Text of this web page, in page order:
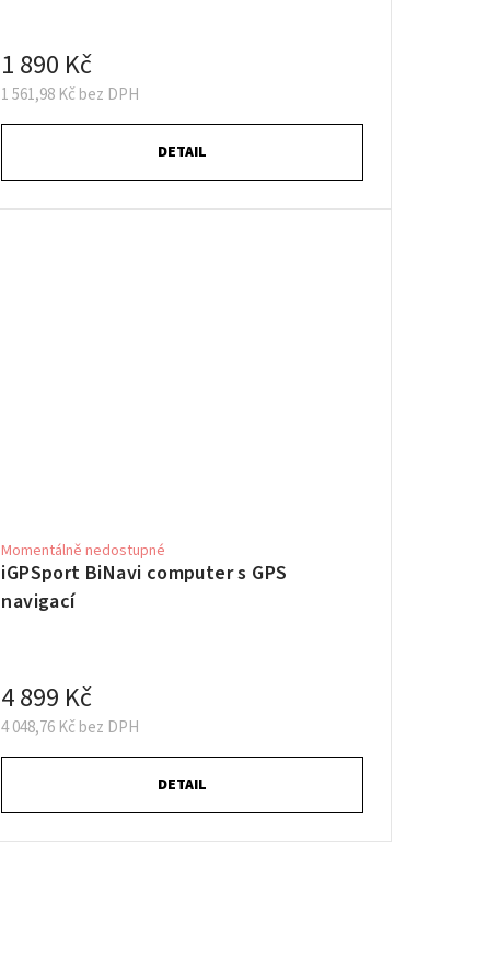
1 561,98 Kč bez DPH
1 890 Kč
DETAIL
iGPSport BiNavi computer s GPS
navigací
Momentálně nedostupné
4 048,76 Kč bez DPH
4 899 Kč
DETAIL